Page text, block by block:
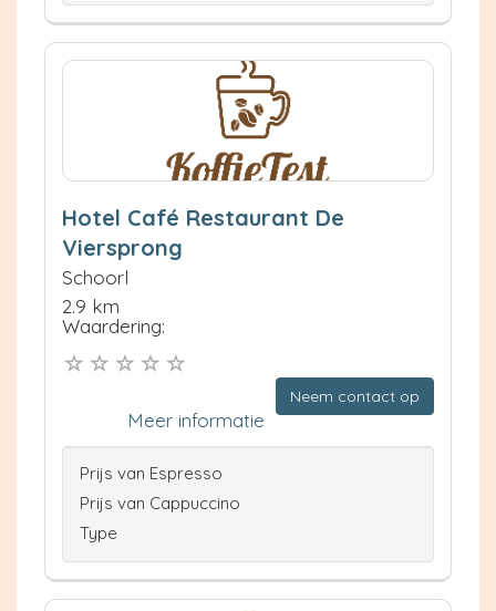
Hotel Café Restaurant De
Viersprong
Schoorl
2.9 km
Waardering:
Neem contact op
Meer informatie
Prijs van Espresso
Prijs van Cappuccino
Type